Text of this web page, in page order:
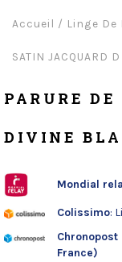
Accueil / Linge De
SATIN JACQUARD
PARURE
DIVINE
Mondial
Colissimo:
Chronopost
France)